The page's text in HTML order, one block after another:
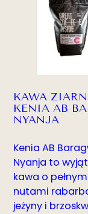
KAWA
KENIA AB
NYANJA
Kenia AB
Nyanja to
kawa o
nutami
jeżyny i